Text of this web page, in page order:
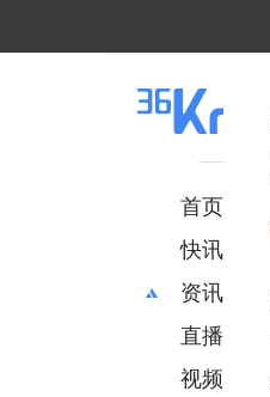
首页
快讯
资讯
推荐
财经
直播
视频